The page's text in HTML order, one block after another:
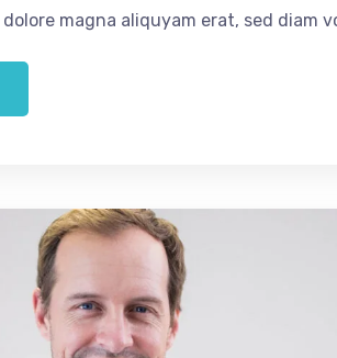
magna aliquyam erat, sed diam